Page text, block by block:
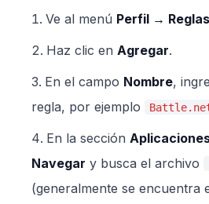
Ve al menú Perfil →
Haz clic en Agregar.
En el campo Nombre,
regla, por ejemplo
En la sección
Navegar y busca el archivo
(generalmente se encuentra